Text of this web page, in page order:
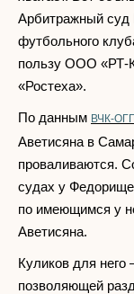
Арбитражный суд
футбольного
пользу ООО «РТ-
«Ростеха».
По данным ВЧК-
Аветисяна в
проваливаются.
судах у
по имеющимся у
Аветисяна.
Куликов для
позволяющей